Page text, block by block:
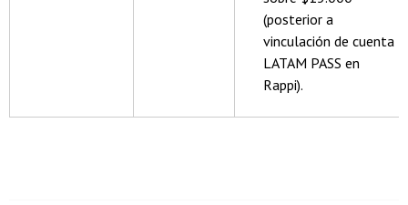
(posterior a
vinculación de cuenta
LATAM PASS en
Rappi).